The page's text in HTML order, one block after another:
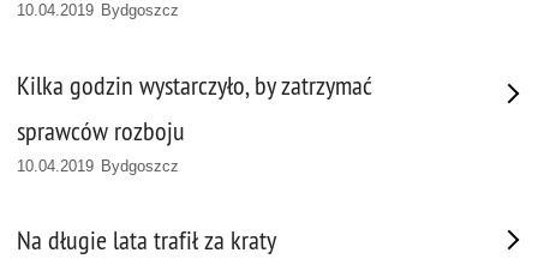
10.04.2019 Bydgoszcz
Kilka godzin wystarczyło, by zatrzymać
sprawców rozboju
10.04.2019 Bydgoszcz
Na długie lata trafił za kraty